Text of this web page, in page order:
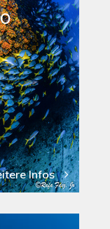
Infos